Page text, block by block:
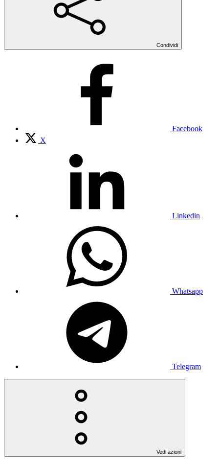
Condividi
Facebook
X
Linkedin
Whatsapp
Telegram
Vedi azioni